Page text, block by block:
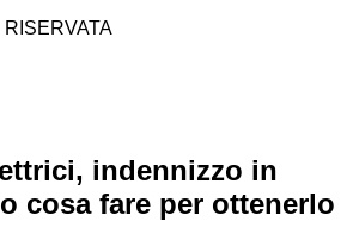
indennizzo in
cosa fare per ottenerlo